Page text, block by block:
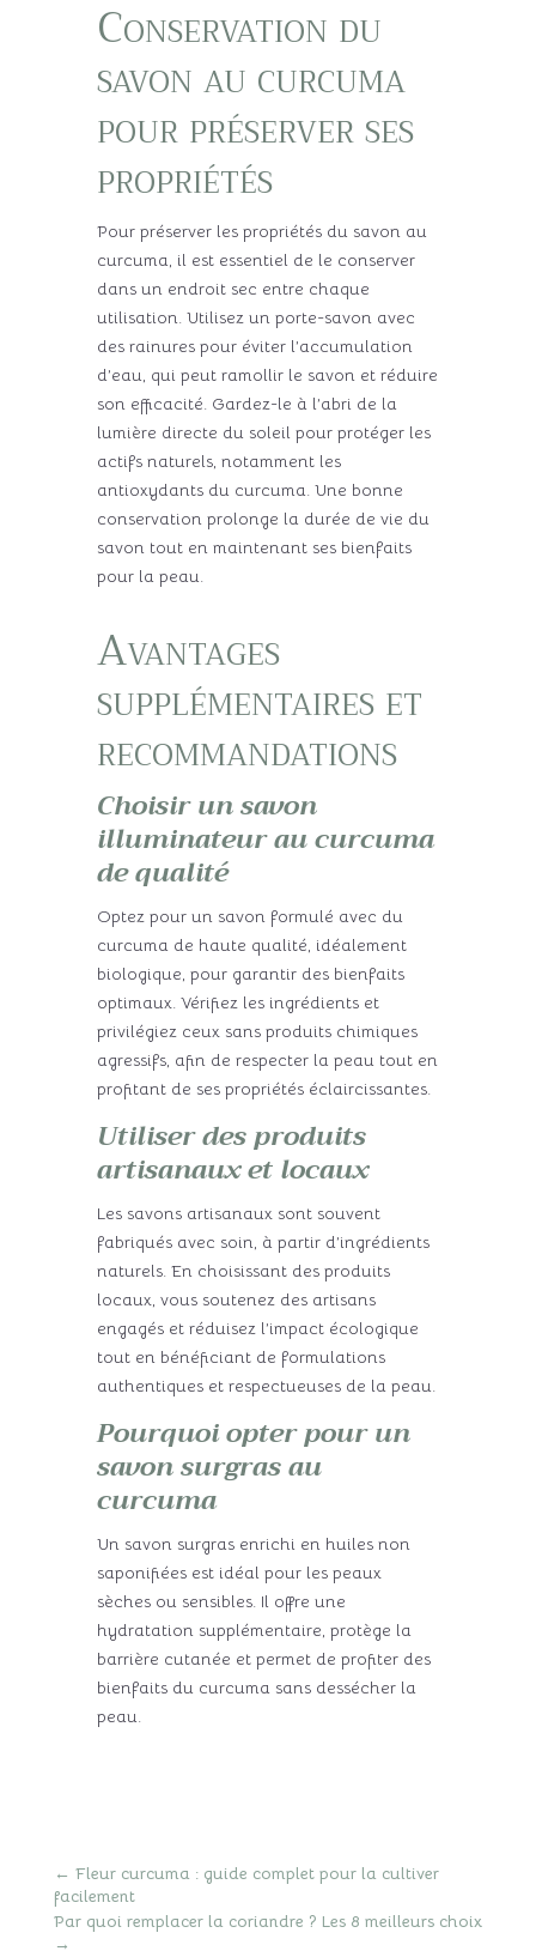
Conservation du
savon au curcuma
pour préserver ses
propriétés
Pour préserver les propriétés du savon au
curcuma, il est essentiel de le conserver
dans un endroit sec entre chaque
utilisation. Utilisez un porte-savon avec
des rainures pour éviter l’accumulation
d’eau, qui peut ramollir le savon et réduire
son efficacité. Gardez-le à l’abri de la
lumière directe du soleil pour protéger les
actifs naturels, notamment les
antioxydants du curcuma. Une bonne
conservation prolonge la durée de vie du
savon tout en maintenant ses bienfaits
pour la peau.
Avantages
supplémentaires et
recommandations
Choisir un savon
illuminateur au curcuma
de qualité
Optez pour un savon formulé avec du
curcuma de haute qualité, idéalement
biologique, pour garantir des bienfaits
optimaux. Vérifiez les ingrédients et
privilégiez ceux sans produits chimiques
agressifs, afin de respecter la peau tout en
profitant de ses propriétés éclaircissantes.
Utiliser des produits
artisanaux et locaux
Les savons artisanaux sont souvent
fabriqués avec soin, à partir d’ingrédients
naturels. En choisissant des produits
locaux, vous soutenez des artisans
engagés et réduisez l’impact écologique
tout en bénéficiant de formulations
authentiques et respectueuses de la peau.
Pourquoi opter pour un
savon surgras au
curcuma
Un savon surgras enrichi en huiles non
saponifiées est idéal pour les peaux
sèches ou sensibles. Il offre une
hydratation supplémentaire, protège la
barrière cutanée et permet de profiter des
bienfaits du curcuma sans dessécher la
peau.
← Fleur curcuma : guide complet pour la cultiver
facilement
Par quoi remplacer la coriandre ? Les 8 meilleurs choix
→